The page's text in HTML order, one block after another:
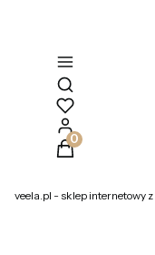
Otwórz
Produkty w
veela.pl - sklep internetowy